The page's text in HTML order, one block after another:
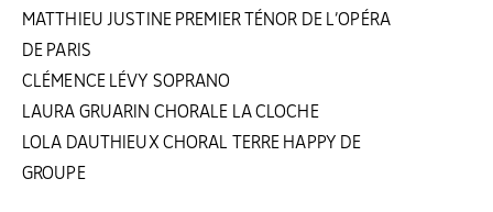
MATTHIEU JUSTINE PREMIER TÉNOR DE L’OPÉRA
DE PARIS
CLÉMENCE LÉVY SOPRANO
LAURA GRUARIN CHORALE LA CLOCHE
LOLA DAUTHIEUX CHORAL TERRE HAPPY DE
GROUPE